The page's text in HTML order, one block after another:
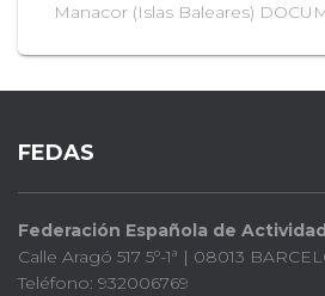
Manacor (Islas Baleares)
FEDAS
Federación Española de
Calle Aragó 517 5º-1ª | 08013
Teléfono: 932006769